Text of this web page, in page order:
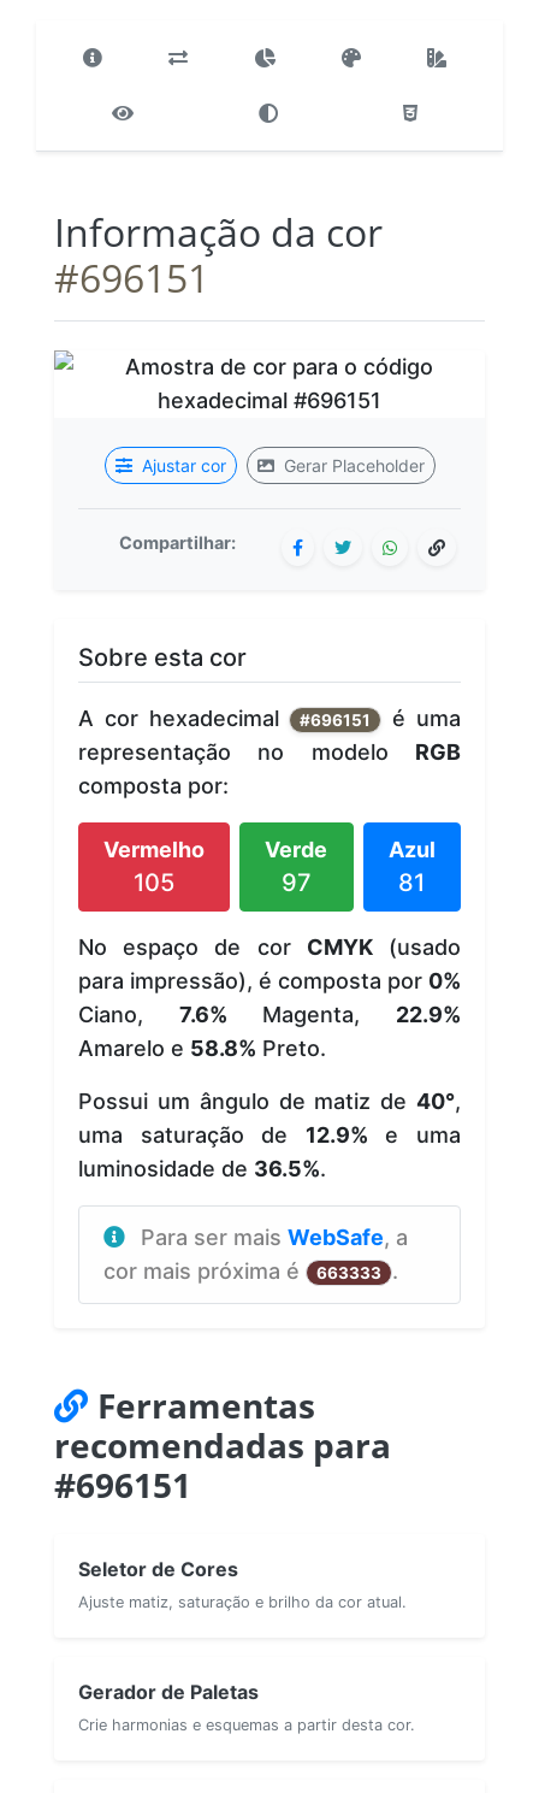
Informação da cor
#696151
Ajustar cor Gerar Placeholder
Compartilhar:
Sobre esta cor
A cor hexadecimal #696151
é uma
representação no modelo RGB
composta por:
Vermelho
105
Verde
97
Azul
81
No espaço de cor CMYK(usado
para impressão), é composta por 0%
Ciano, 7.6% Magenta, 22.9%
Amarelo e 58.8% Preto.
Possui um ângulo de matiz de 40°,
uma saturação de 12.9% e uma
luminosidade de 36.5%.
Para ser mais WebSafe, a
cor mais próxima é
663333 .
Ferramentas
recomendadas para
#696151
Seletor de Cores
Ajuste matiz, saturação e brilho da cor atual.
Gerador de Paletas
Crie harmonias e esquemas a partir desta cor.